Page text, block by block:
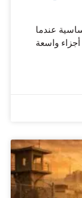
عندما
واسعة